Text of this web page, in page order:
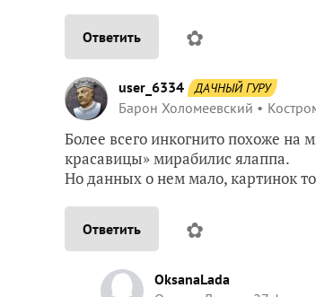
Ответить ✿
user_6334 ДАЧНЫЙ ГУРУ
Барон Холомеевский
Более всего инкогнито похоже на
красавицы» мирабилис ялаппа.
Но данных о нем мало, картинок
Ответить ✿
OksanaLada